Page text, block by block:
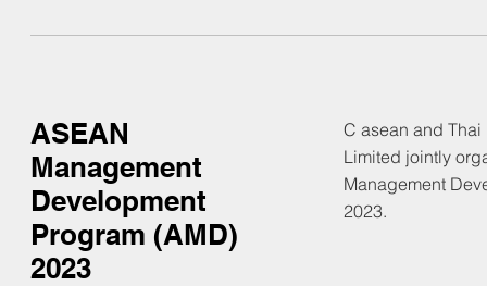
ASEAN
Management
Development
Program (AMD)
2023
C asean and
Limited jointly
Management
2023.